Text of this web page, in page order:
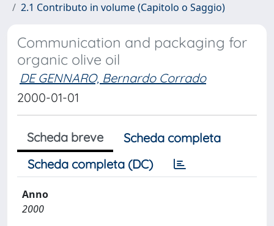
2.1 Contributo in volume (Capitolo o Saggio)
Communication and packaging for
organic olive oil
DE GENNARO, Bernardo Corrado
2000-01-01
Scheda breve
Scheda completa
Scheda completa (DC)
Anno
2000